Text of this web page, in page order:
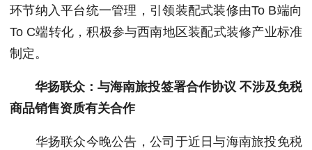
环节纳入平台统一管理，引领装配式装修由To B端向
To C端转化，积极参与西南地区装配式装修产业标准
制定。
华扬联众：与海南旅投签署合作协议 不涉及免税
商品销售资质有关合作
华扬联众今晚公告，公司于近日与海南旅投免税